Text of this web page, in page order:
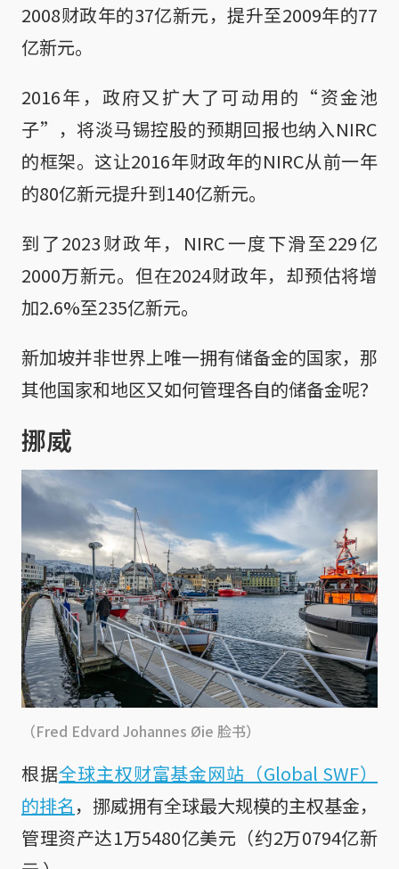
2008财政年的37亿新元，提升至2009年的77
亿新元。
2016年，政府又扩大了可动用的“资金池
子”，将淡马锡控股的预期回报也纳入NIRC
的框架。这让2016年财政年的NIRC从前一年
的80亿新元提升到140亿新元。
到了2023财政年，NIRC一度下滑至229亿
2000万新元。但在2024财政年，却预估将增
加2.6%至235亿新元。
新加坡并非世界上唯一拥有储备金的国家，那
其他国家和地区又如何管理各自的储备金呢？
挪威
（Fred Edvard Johannes Øie 脸书）
根据全球主权财富基金网站（Global SWF）
的排名 ，挪威拥有全球最大规模的主权基金，
管理资产达1万5480亿美元（约2万0794亿新